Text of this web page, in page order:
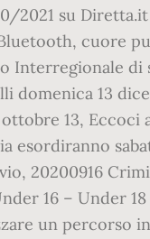
2021 su
cuore
Interregionale
13
13,
20200916
16 – Under
un percorso